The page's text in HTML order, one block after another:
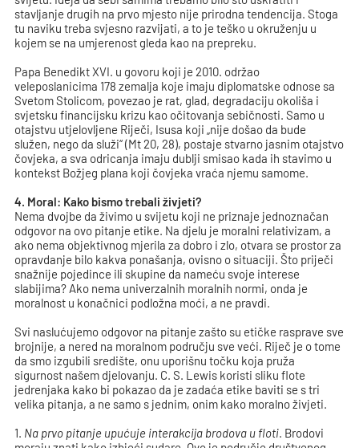
stavljanje drugih na prvo mjesto nije prirodna tendencija. Stoga
tu naviku treba svjesno razvijati, a to je teško u okruženju u
kojem se na umjerenost gleda kao na prepreku.
Papa Benedikt XVI. u govoru koji je 2010. održao
veleposlanicima 178 zemalja koje imaju diplomatske odnose sa
Svetom Stolicom, povezao je rat, glad, degradaciju okoliša i
svjetsku financijsku krizu kao očitovanja sebičnosti. Samo u
otajstvu utjelovljene Riječi, Isusa koji „nije došao da bude
služen, nego da služi“ (Mt 20, 28), postaje stvarno jasnim otajstvo
čovjeka, a sva odricanja imaju dublji smisao kada ih stavimo u
kontekst Božjeg plana koji čovjeka vraća njemu samome.
4. Moral: Kako bismo trebali živjeti?
Nema dvojbe da živimo u svijetu koji ne priznaje jednoznačan
odgovor na ovo pitanje etike. Na djelu je moralni relativizam, a
ako nema objektivnog mjerila za dobro i zlo, otvara se prostor za
opravdanje bilo kakva ponašanja, ovisno o situaciji. Što priječi
snažnije pojedince ili skupine da nameću svoje interese
slabijima? Ako nema univerzalnih moralnih normi, onda je
moralnost u konačnici podložna moći, a ne pravdi.
Svi naslućujemo odgovor na pitanje zašto su etičke rasprave sve
brojnije, a nered na moralnom području sve veći. Riječ je o tome
da smo izgubili središte, onu uporišnu točku koja pruža
sigurnost našem djelovanju. C. S. Lewis koristi sliku flote
jedrenjaka kako bi pokazao da je zadaća etike baviti se s tri
velika pitanja, a ne samo s jednim, onim kako moralno živjeti.
1. Na prvo pitanje upućuje interakcija brodova u floti. Brodovi